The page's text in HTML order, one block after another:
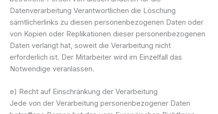
Datenverarbeitung Verantwortlichen die Löschung
sämtlicherlinks zu diesen personenbezogenen Daten oder
von Kopien oder Replikationen dieser personenbezogenen
Daten verlangt hat, soweit die Verarbeitung nicht
erforderlich ist. Der Mitarbeiter wird im Einzelfall das
Notwendige veranlassen.
e) Recht auf Einschränkung der Verarbeitung
Jede von der Verarbeitung personenbezogener Daten